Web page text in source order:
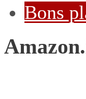
Bons